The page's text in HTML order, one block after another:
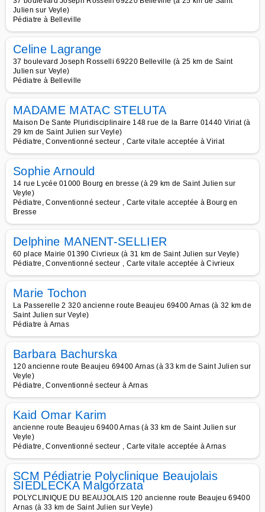
Julien sur Veyle)
Pédiatre à Belleville
Celine Lagrange
37 boulevard Joseph Rosselli 69220 Belleville (à 25 km de Saint
Julien sur Veyle)
Pédiatre à Belleville
MADAME MATAC STELUTA
Maison De Sante Pluridisciplinaire 148 rue de la Barre 01440 Viriat (à
29 km de Saint Julien sur Veyle)
Pédiatre, Conventionné secteur , Carte vitale acceptée à Viriat
Sophie Arnould
14 rue Lycée 01000 Bourg en bresse (à 29 km de Saint Julien sur
Veyle)
Pédiatre, Conventionné secteur , Carte vitale acceptée à Bourg en
Bresse
Delphine MANENT-SELLIER
60 place Mairie 01390 Civrieux (à 31 km de Saint Julien sur Veyle)
Pédiatre, Conventionné secteur , Carte vitale acceptée à Civrieux
Marie Tochon
La Passerelle 2 320 ancienne route Beaujeu 69400 Arnas (à 32 km de
Saint Julien sur Veyle)
Pédiatre à Arnas
Barbara Bachurska
120 ancienne route Beaujeu 69400 Arnas (à 33 km de Saint Julien sur
Veyle)
Pédiatre, Conventionné secteur à Arnas
Kaid Omar Karim
ancienne route Beaujeu 69400 Arnas (à 33 km de Saint Julien sur
Veyle)
Pédiatre, Conventionné secteur , Carte vitale acceptée à Arnas
SCM Pédiatrie Polyclinique Beaujolais
SIEDLECKA Malgorzata
POLYCLINIQUE DU BEAUJOLAIS 120 ancienne route Beaujeu 69400
Arnas (à 33 km de Saint Julien sur Veyle)